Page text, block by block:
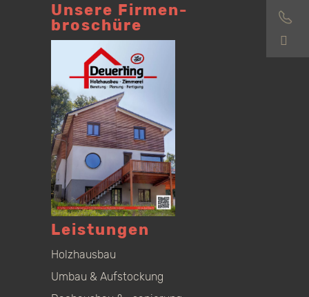
Unsere Firmen­
broschüre
Leistungen
Holzhausbau
Umbau & Aufstockung